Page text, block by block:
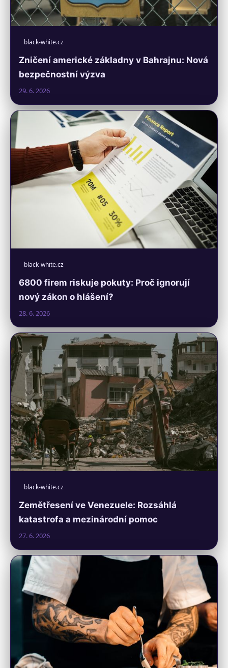
black-white.cz
Zničení americké základny v Bahrajnu: Nová
bezpečnostní výzva
29. 6. 2026
black-white.cz
6800 firem riskuje pokuty: Proč ignorují
nový zákon o hlášení?
28. 6. 2026
black-white.cz
Zemětřesení ve Venezuele: Rozsáhlá
katastrofa a mezinárodní pomoc
27. 6. 2026